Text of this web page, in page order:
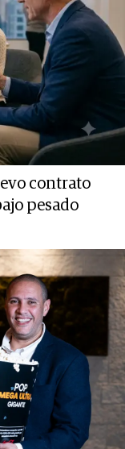
contrato
pesado